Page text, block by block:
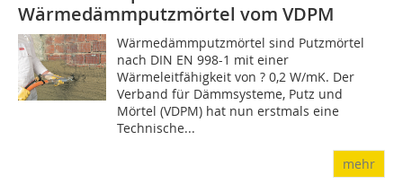
Wärmedämmputzmörtel vom VDPM
Wärmedämmputzmörtel sind Putzmörtel
nach DIN EN 998-1 mit einer
Wärmeleitfähigkeit von ? 0,2 W/mK. Der
Verband für Dämmsysteme, Putz und
Mörtel (VDPM) hat nun erstmals eine
Technische...
mehr